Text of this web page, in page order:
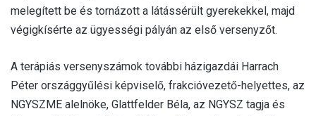
melegített be és tornázott a látássérült gyerekekkel, majd
végigkísérte az ügyességi pályán az első versenyzőt.
A terápiás versenyszámok további házigazdái Harrach
Péter országgyűlési képviselő, frakcióvezető-helyettes, az
NGYSZME alelnöke, Glattfelder Béla, az NGYSZ tagja és